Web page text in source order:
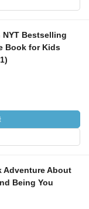
Bestselling
Book for Kids
Adventure About
Being You